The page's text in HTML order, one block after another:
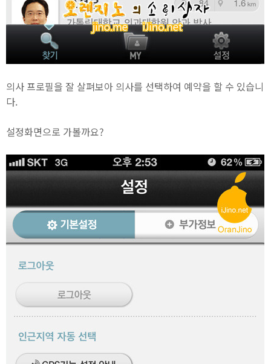
의사 프로필을 잘 살펴보아 의사를 선택하여 예약을 할 수 있습니
다.
설정화면으로 가볼까요?